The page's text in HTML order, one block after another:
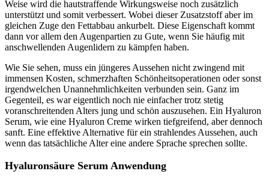
Weise wird die hautstraffende Wirkungsweise noch zusätzlich
unterstützt und somit verbessert. Wobei dieser Zusatzstoff aber im
gleichen Zuge den Fettabbau ankurbelt. Diese Eigenschaft kommt
dann vor allem den Augenpartien zu Gute, wenn Sie häufig mit
anschwellenden Augenlidern zu kämpfen haben.
Wie Sie sehen, muss ein jüngeres Aussehen nicht zwingend mit
immensen Kosten, schmerzhaften Schönheitsoperationen oder sonst
irgendwelchen Unannehmlichkeiten verbunden sein. Ganz im
Gegenteil, es war eigentlich noch nie einfacher trotz stetig
voranschreitenden Alters jung und schön auszusehen. Ein Hyaluron
Serum, wie eine Hyaluron Creme wirken tiefgreifend, aber dennoch
sanft. Eine effektive Alternative für ein strahlendes Aussehen, auch
wenn das tatsächliche Alter eine andere Sprache sprechen sollte.
Hyaluronsäure Serum Anwendung